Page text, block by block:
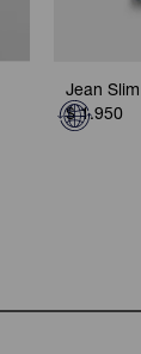
Jean
$ 1.950